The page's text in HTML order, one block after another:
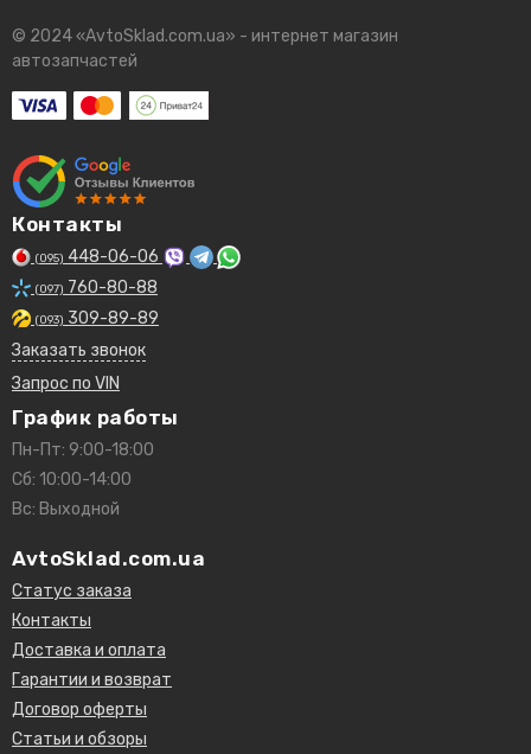
© 2024 «AvtoSklad.com.ua» - интернет магазин
автозапчастей
Контакты
(095) 448-06-06
(097) 760-80-88
(093) 309-89-89
Заказать звонок
Запрос по VIN
График работы
Пн-Пт: 9:00-18:00
Сб: 10:00-14:00
Вс: Выходной
AvtoSklad.com.ua
Статус заказа
Контакты
Доставка и оплата
Гарантии и возврат
Договор оферты
Статьи и обзоры